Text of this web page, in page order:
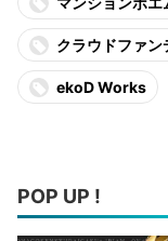
クラウドファン
ekoD Works
POP UP !